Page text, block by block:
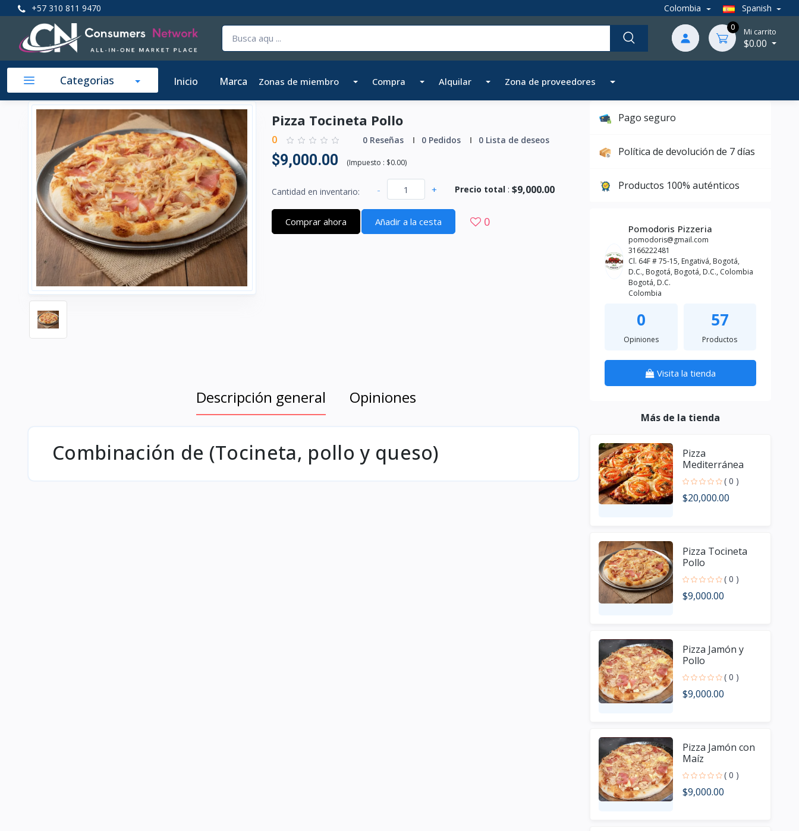
+57 310 811 9470 Colombia Spanish
0 Mi carrito
$0.00
Categorias Inicio Marca Zonas de miembro Compra Alquilar Zona de proveedores
Pizza Tocineta Pollo
0 0 Reseñas 0 Pedidos 0 Lista de deseos
$9,000.00 (Impuesto : $0.00)
Cantidad en inventario: - + Precio total: $9,000.00
Comprar ahora Añadir a la cesta 0
Descripción general Opiniones
Combinación de (Tocineta, pollo y queso)
Pago seguro
Política de devolución de 7 días
Productos 100% auténticos
Pomodoris Pizzeria
pomodoris@gmail.com
3166222481
Cl. 64F # 75-15, Engativá, Bogotá,
D.C., Bogotá, Bogotá, D.C., Colombia
Bogotá, D.C.
Colombia
0
Opiniones
57
Productos
Visita la tienda
Más de la tienda
Pizza
Mediterránea
( 0 )
$20,000.00
Pizza Tocineta
Pollo
( 0 )
$9,000.00
Pizza Jamón y
Pollo
( 0 )
$9,000.00
Pizza Jamón con
Maíz
( 0 )
$9,000.00